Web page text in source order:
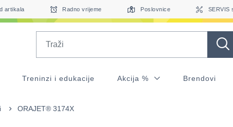
artikala Radno vrijeme Poslovnice SERVIS
Treninzi i edukacije Akcija % Brendovi
ORAJET® 3174X